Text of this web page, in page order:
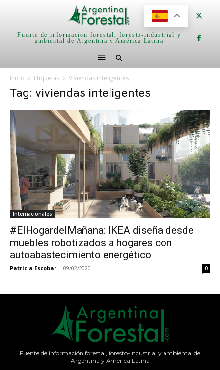
Fuente de información forestal, foresto-industrial y
ambiental de Argentina y América Latina
Inicio Etiquetas Viviendas inteligentes
Tag: viviendas inteligentes
Internacionales
#ElHogardelMañana: IKEA diseña desde
muebles robotizados a hogares con
autoabastecimiento energético
Patricia Escobar - 09/02/2020 0
Fuente de información forestal, foresto-industrial y ambiental de
Argentina y América Latina